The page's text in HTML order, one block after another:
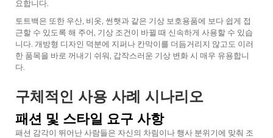
요합니다.
토트백은 또한 우산, 비옷, 썬햇과 같은 기상 보호용품에 보다 쉽게 접
근할 수 있도록 해 주어, 기상 조건이 바뀔 때 신속하게 사용할 수 있습
니다. 개방형 디자인 덕분에 지퍼나 칸막이를 더듬거리지 않고도 이러
한 품목을 바로 꺼내기 쉬워, 갑작스러운 기상 변화 시 매우 유용합니
다.
구체적인 사용 사례 시나리오
패션 및 스타일 요구 사항
패션 감각이 뛰어난 사람들은 자신의 차림이나 행사 분위기에 맞춰 조